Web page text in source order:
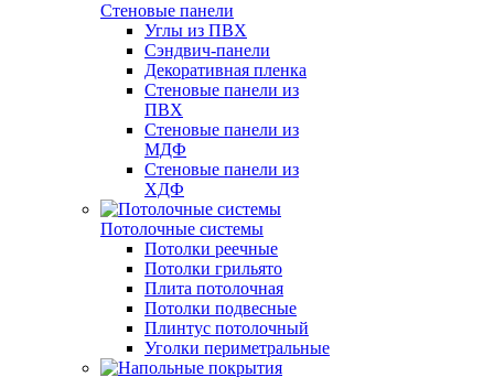
Стеновые панели
Углы из ПВХ
Сэндвич-панели
Декоративная пленка
Стеновые панели из
ПВХ
Стеновые панели из
МДФ
Стеновые панели из
ХДФ
Потолочные системы
Потолки реечные
Потолки грильято
Плита потолочная
Потолки подвесные
Плинтус потолочный
Уголки периметральные